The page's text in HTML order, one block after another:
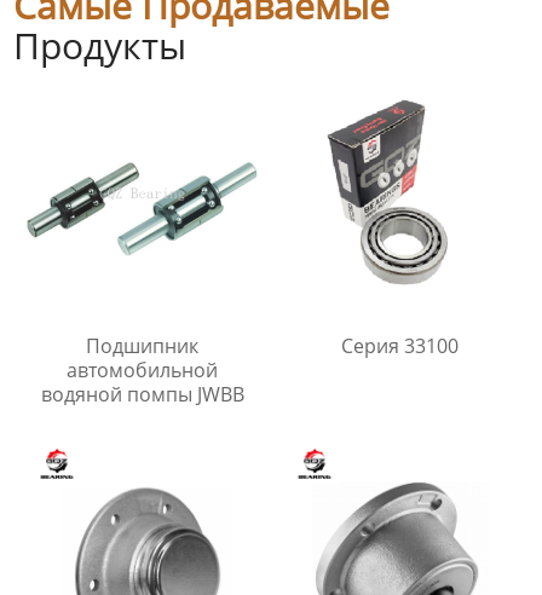
Продукты
Подшипник
автомобильной
водяной помпы JWBB
Серия 33100